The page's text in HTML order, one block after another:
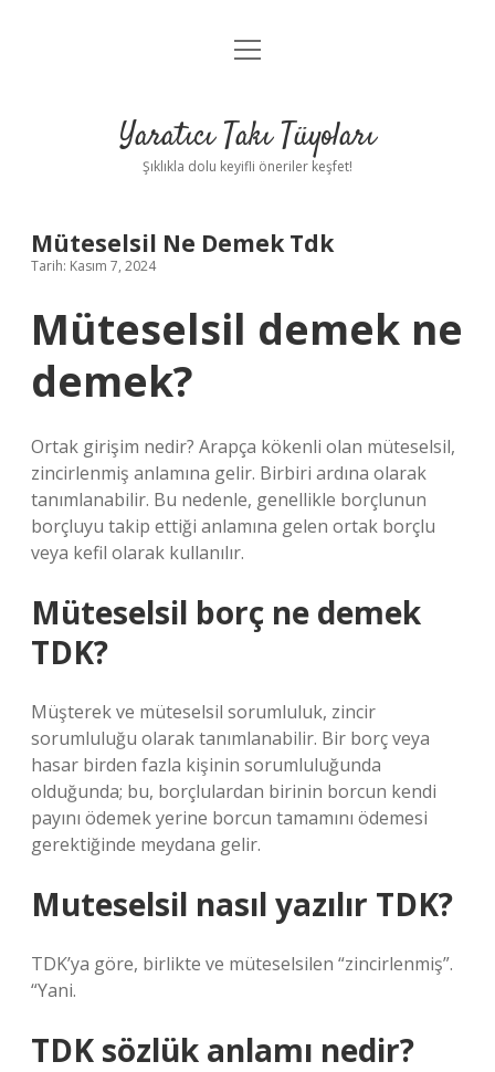
Anasayfa
Yasal Uyarı
menüyü
Yaratıcı Takı Tüyoları
Şıklıkla dolu keyifli öneriler keşfet!
Müteselsil Ne Demek Tdk
Tarih: Kasım 7, 2024
Müteselsil demek ne
demek?
Ortak girişim nedir? Arapça kökenli olan müteselsil,
zincirlenmiş anlamına gelir. Birbiri ardına olarak
tanımlanabilir. Bu nedenle, genellikle borçlunun
borçluyu takip ettiği anlamına gelen ortak borçlu
veya kefil olarak kullanılır.
Müteselsil borç ne demek
TDK?
Müşterek ve müteselsil sorumluluk, zincir
sorumluluğu olarak tanımlanabilir. Bir borç veya
hasar birden fazla kişinin sorumluluğunda
olduğunda; bu, borçlulardan birinin borcun kendi
payını ödemek yerine borcun tamamını ödemesi
gerektiğinde meydana gelir.
Muteselsil nasıl yazılır TDK?
TDK’ya göre, birlikte ve müteselsilen “zincirlenmiş”.
“Yani.
TDK sözlük anlamı nedir?